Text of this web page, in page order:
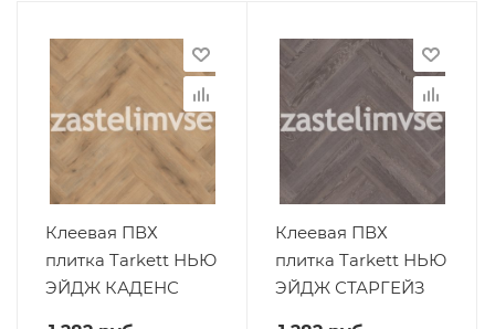
Клеевая ПВХ
плитка Tarkett НЬЮ
ЭЙДЖ КАДЕНС
Клеевая ПВХ
плитка Tarkett НЬЮ
ЭЙДЖ СТАРГЕЙЗ